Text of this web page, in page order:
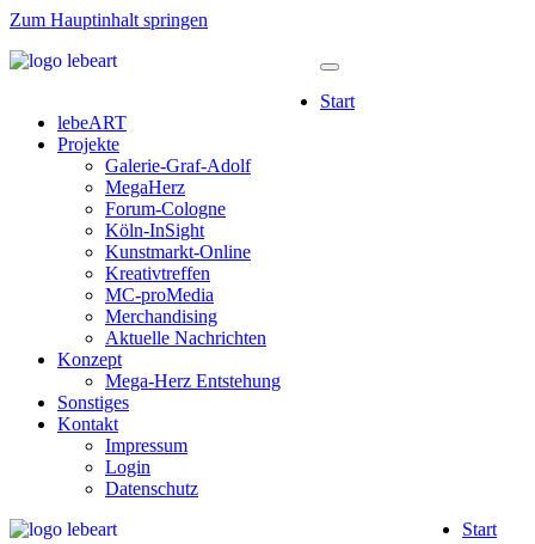
Zum Hauptinhalt springen
Start
lebeART
Projekte
Galerie-Graf-Adolf
MegaHerz
Forum-Cologne
Köln-InSight
Kunstmarkt-Online
Kreativtreffen
MC-proMedia
Merchandising
Aktuelle Nachrichten
Konzept
Mega-Herz Entstehung
Sonstiges
Kontakt
Impressum
Login
Datenschutz
Start